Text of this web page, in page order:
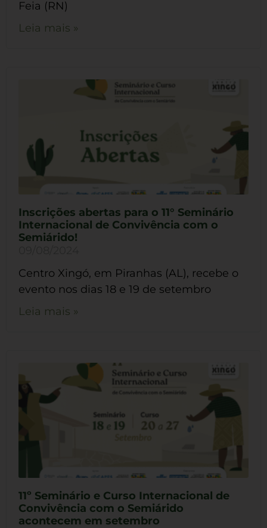
Feia (RN)
Leia mais »
Inscrições abertas para o 11° Seminário
Internacional de Convivência com o
Semiárido!
Centro Xingó, em Piranhas (AL), recebe o
evento nos dias 18 e 19 de setembro
Leia mais »
11º Seminário e Curso Internacional de
Convivência com o Semiárido
acontecem em setembro